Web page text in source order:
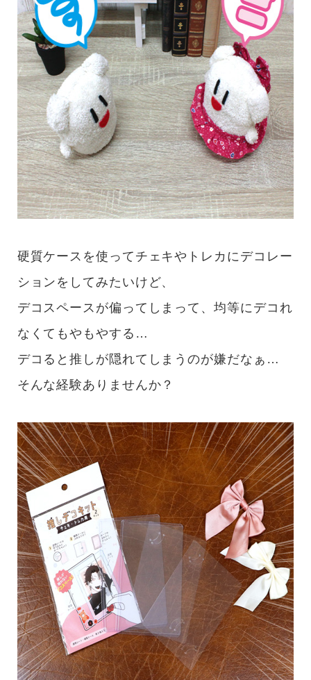
硬質ケースを使ってチェキやトレカにデコレー
ションをしてみたいけど、
デコスペースが偏ってしまって、均等にデコれ
なくてもやもやする…
デコると推しが隠れてしまうのが嫌だなぁ…
そんな経験ありませんか？